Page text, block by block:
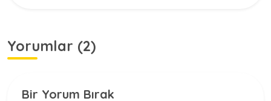
Yorumlar (2)
Bir Yorum Bırak